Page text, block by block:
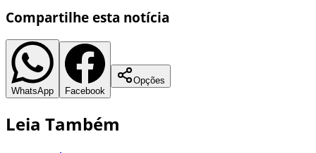
Compartilhe esta notícia
WhatsApp Facebook
Opções
Leia Também